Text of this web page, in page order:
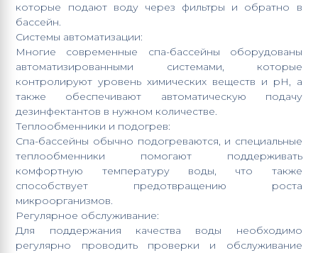
которые подают воду через фильтры и обратно в
бассейн.
Системы автоматизации:
Многие современные спа-бассейны оборудованы
автоматизированными системами, которые
контролируют уровень химических веществ и pH, а
также обеспечивают автоматическую подачу
дезинфектантов в нужном количестве.
Теплообменники и подогрев:
Спа-бассейны обычно подогреваются, и специальные
теплообменники помогают поддерживать
комфортную температуру воды, что также
способствует предотвращению роста
микроорганизмов.
Регулярное обслуживание:
Для поддержания качества воды необходимо
регулярно проводить проверки и обслуживание